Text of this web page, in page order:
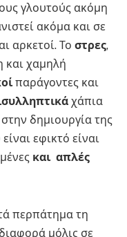
γλουτούς ακόμη
ακόμα και σε
αρκετοί. Το στρες,
και χαμηλή
παράγοντες και
χάπια
δημιουργία της
εφικτό είναι
και απλές
περπάτημα τη
μόλις σε